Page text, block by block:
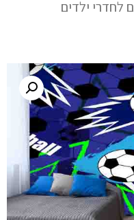
לחדרי ילדים